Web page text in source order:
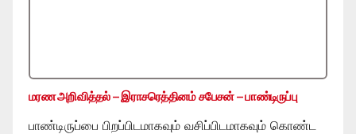
மரண அறிவித்தல் – இராசரெத்தினம் சபேசன் – பாண்டிருப்பு
பாண்டிருப்பை பிறப்பிடமாகவும் வசிப்பிடமாகவும் கொண்ட